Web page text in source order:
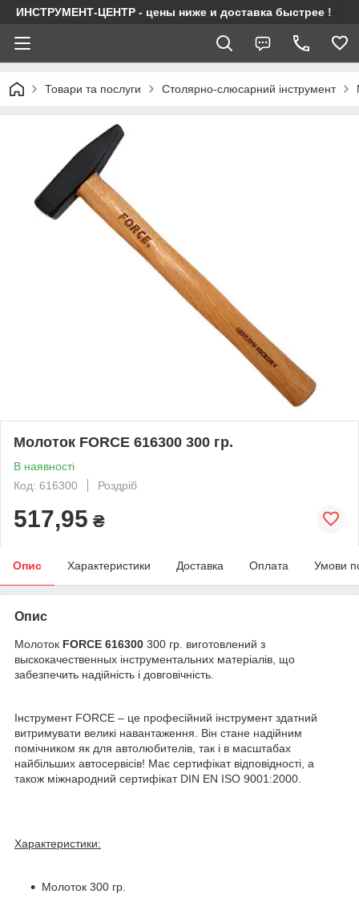
ИНСТРУМЕНТ-ЦЕНТР - цены ниже и доставка быстрее !
Товари та послуги Столярно-слюсарний інструмент
Молоток FORCE 616300 300 гр.
В наявності
Код: 616300
Роздріб
517,95 ₴
Опис Характеристики Доставка Оплата Умови
Опис
Молоток FORCE 616300 300 гр. виготовлений з
выскокачественных інструментальних матеріалів, що
забезпечить надійність і довговічність.
Інструмент FORCE – це професійний інструмент здатний
витримувати великі навантаження. Він стане надійним
помічником як для автолюбителів, так і в масштабах
найбільших автосервісів! Має сертифікат відповідності, а
також міжнародний сертифікат DIN EN ISO 9001:2000.
Характеристики:
Молоток 300 гр.